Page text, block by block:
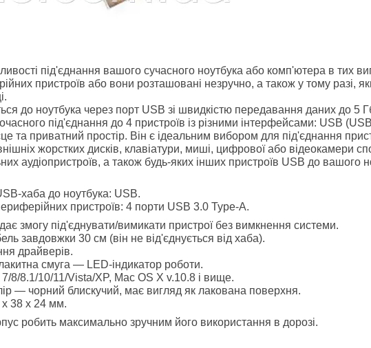
під'єднання вашого сучасного ноутбука або комп'ютера в тих
пристроїв або вони розташовані незручно, а також у тому разі,
до ноутбука через порт USB зі швидкістю передавання даних до 5
під'єднання до 4 пристроїв із різними інтерфейсами: USB
та приватний простір. Він є ідеальним вибором для під'єднання
жорстких дисків, клавіатури, миші, цифрової або відеокамери
аудіопристроїв, а також будь-яких інших пристроїв USB до вашого
хаба до ноутбука: USB.
пристроїв: 4 порти USB 3.0 Type-A.
змогу під'єднувати/вимикати пристрої без вимкнення системи.
завдовжки 30 см (він не від'єднується від хаба).
драйверів.
смуга — LED-індикатор роботи.
8/8.1/10/11/Vista/XP, Mac OS X v.10.8 і вище.
— чорний блискучий, має вигляд як лакована поверхня.
38 х 24 мм.
робить максимально зручним його використання в дорозі.